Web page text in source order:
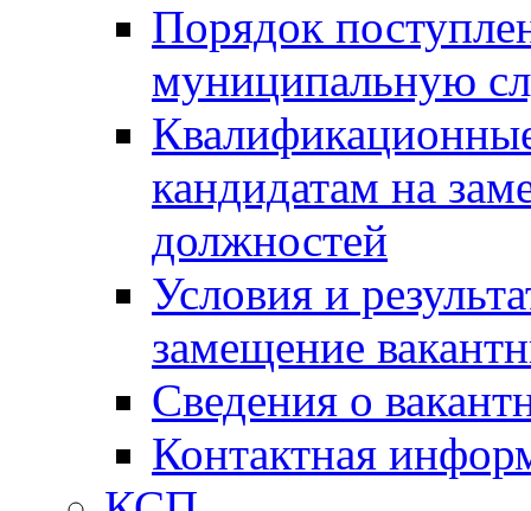
Порядок
муниципальную
кандидатам на
должностей
Условия и
замещение
Сведения о
Контактная